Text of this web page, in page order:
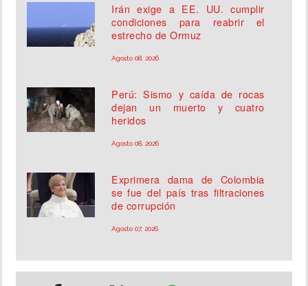
Irán exige a EE. UU. cumplir
condiciones para reabrir el
estrecho de Ormuz
Agosto 08, 2026
Perú: Sismo y caída de rocas
dejan un muerto y cuatro
heridos
Agosto 08, 2026
Exprimera dama de Colombia
se fue del país tras filtraciones
de corrupción
Agosto 07, 2026